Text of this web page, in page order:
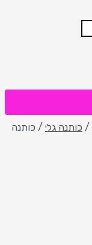
/ כותנה גלי / כותנה